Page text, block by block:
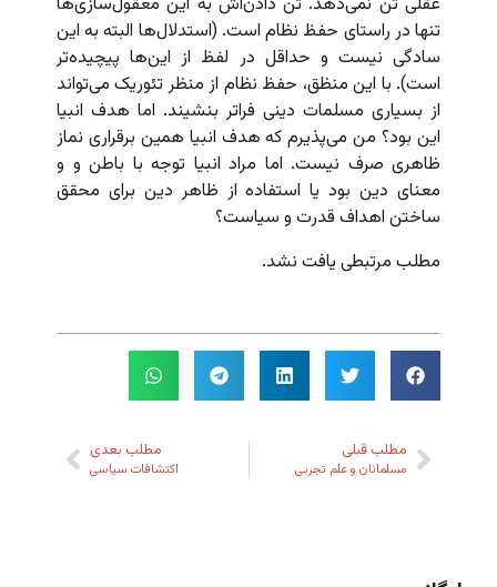
تنها در راستای حفظ نظام است. (استدلال‌ها البته به این
سادگی نیست و حداقل در لفظ از این‌ها پیچیده‌تر
است). با این منظق، حفظ نظام از منظر تئوریک می‌تواند
از بسیاری مسلمات دینی فراتر بنشیند. اما هدف انبیا
این بود؟ من می‌پذیرم که هدف انبیا همین برقراری نماز
ظاهری صرف نیست. اما مراد انبیا توجه با باطن و و
معنای دین بود یا استفاده از ظاهر دین برای محقق
ساختن اهداف قدرت و سیاست؟
مطلب مرتبطی یافت نشد.
مطلب قبلی
مسلمانان و علم تجربی
مطلب بعدی
اکتشافات سیاسی